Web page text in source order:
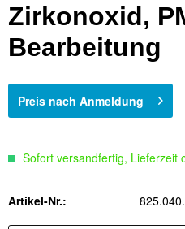
Zirkonoxid,
Bearbeitung
Preis nach Anmeldung
Sofort versandfertig, Lieferzeit
Artikel-Nr.: